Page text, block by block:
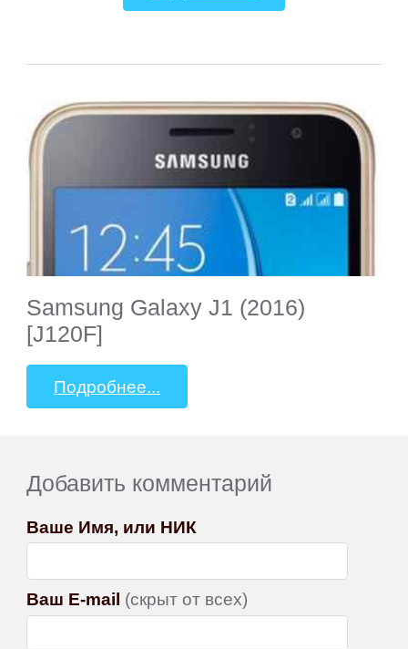
Samsung Galaxy J1 (2016)
[J120F]
Подробнее...
Добавить комментарий
Ваше Имя, или НИК
Ваш E-mail (скрыт от всех)